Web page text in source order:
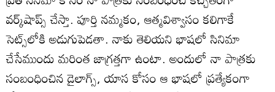
వర్క్‌షాప్స్‌ చేస్తా. పూర్తి నమ్మకం, ఆత్మవిశ్వాసం కలిగాకే
సెట్స్‌లోకి అడుగుపెడతా. నాకు తెలియని భాషలో సినిమా
చేసేముందు మరింత జాగ్రత్తగా ఉంటా. అందులో నా పాత్రకు
సంబంధించిన డైలాగ్స్‌, యాస కోసం ఆ భాషలో ప్రత్యేకంగా